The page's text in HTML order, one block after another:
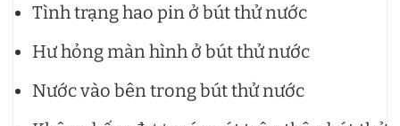
Tình trạng hao pin ở bút thử nước
Hư hỏng màn hình ở bút thử nước
Nước vào bên trong bút thử nước